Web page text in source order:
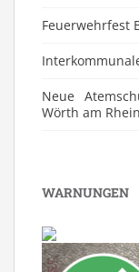
Feuerwehrfest
Neue
Wörth am Rhein
WARNUNGEN